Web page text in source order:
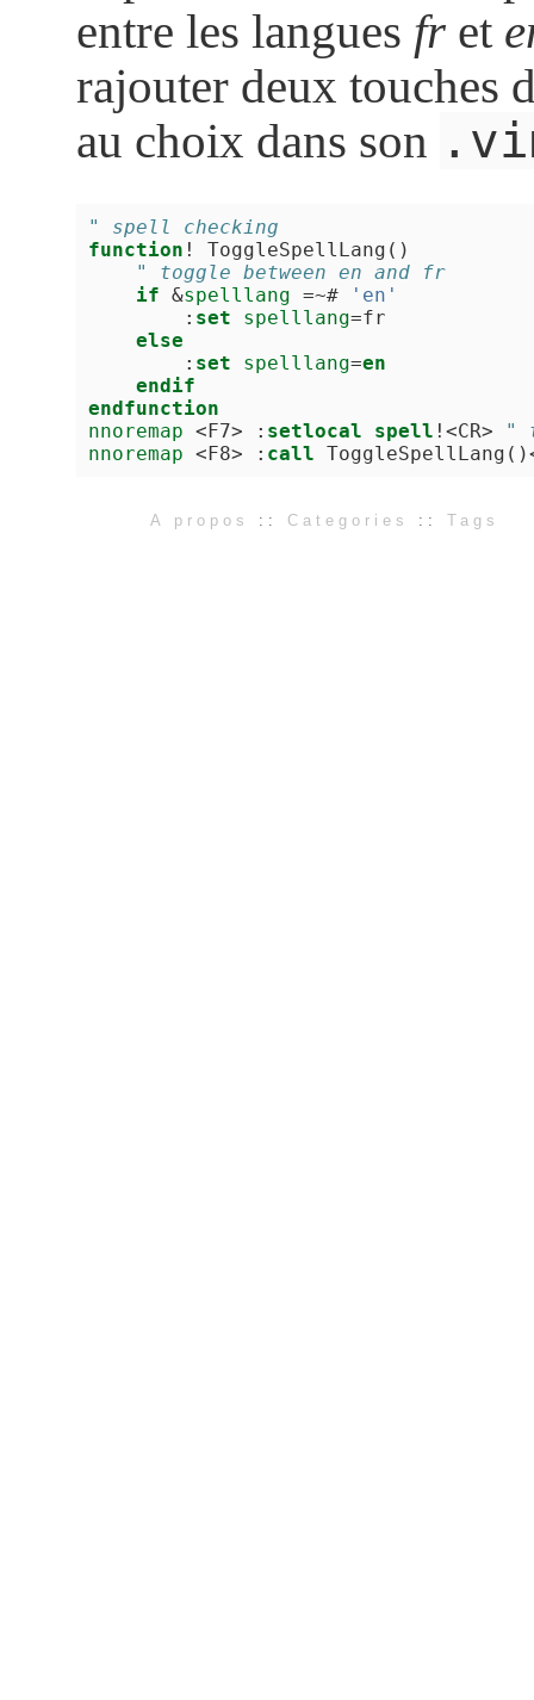
entre les langues fr et
rajouter deux touches
au choix dans son
" spell checking
function ! ToggleSpellLang ()
    " toggle between en and fr
if &spelllang =~#
'en'
        :
set spelllang=fr
else
        :
set spelllang=en
endif
endfunction
nnoremap <F7> : setlocal spell !<CR>
"
nnoremap <F8> : call ToggleSpellLang
A propos :: Categories :: Tags